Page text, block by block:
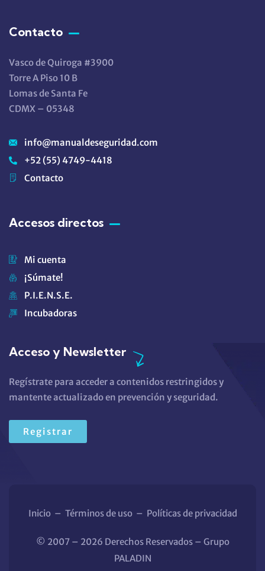
Contacto
Vasco de Quiroga #3900
Torre A Piso 10 B
Lomas de Santa Fe
CDMX – 05348
info@manualdeseguridad.com
+52 (55) 4749-4418
Contacto
Accesos directos
Mi cuenta
¡Súmate!
P.I.E.N.S.E.
Incubadoras
Acceso y Newsletter
Regístrate para acceder a contenidos restringidos y
mantente actualizado en prevención y seguridad.
Registrar
Inicio– Términos de uso– Políticas de privacidad
© 2007 – 2026 Derechos Reservados – Grupo
PALADIN